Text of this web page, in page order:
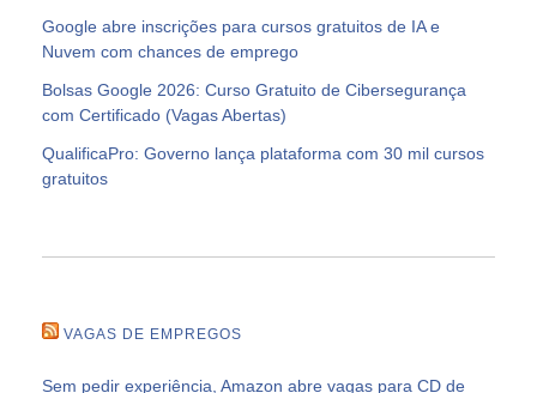
Google abre inscrições para cursos gratuitos de IA e
Nuvem com chances de emprego
Bolsas Google 2026: Curso Gratuito de Cibersegurança
com Certificado (Vagas Abertas)
QualificaPro: Governo lança plataforma com 30 mil cursos
gratuitos
VAGAS DE EMPREGOS
Sem pedir experiência, Amazon abre vagas para CD de